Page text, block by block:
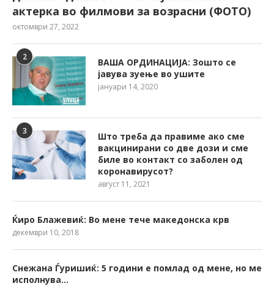
актерка во филмови за возрасни (ФОТО)
октомври 27, 2022
2
ВАША ОРДИНАЦИЈА: Зошто се
јавува зуење во ушите
јануари 14, 2020
3
Што треба да правиме ако сме
вакцинирани со две дози и сме
биле во контакт со заболен од
коронавирусот?
август 11, 2021
Ќиро Блажевиќ: Во мене тече македонска крв
декември 10, 2018
Снежана Ѓуришиќ: 5 години е помлад од мене, но ме
исполнува…